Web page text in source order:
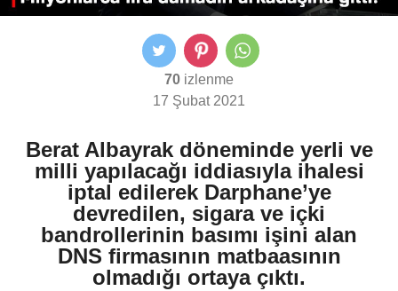
70 izlenme
17 Şubat 2021
Berat Albayrak döneminde yerli ve
milli yapılacağı iddiasıyla ihalesi
iptal edilerek Darphane’ye
devredilen, sigara ve içki
bandrollerinin basımı işini alan
DNS firmasının matbaasının
olmadığı ortaya çıktı.